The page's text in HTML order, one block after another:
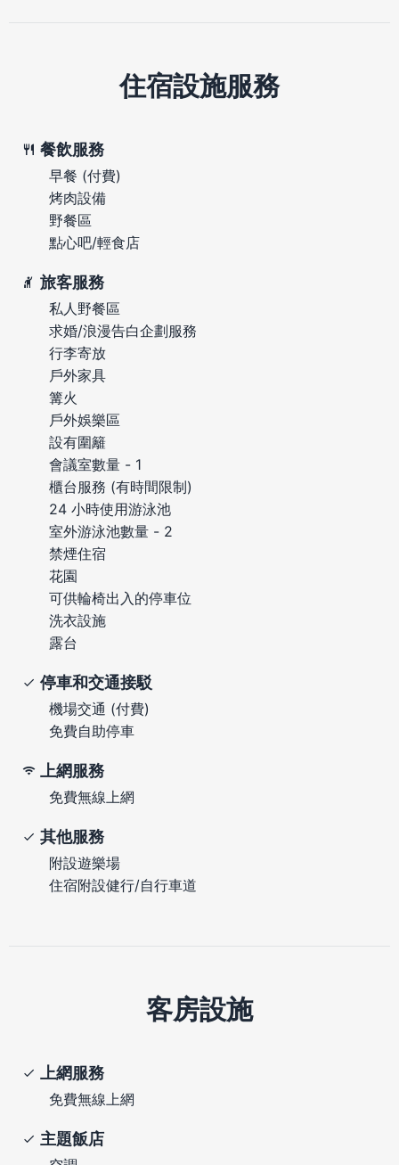
住宿設施服務
餐飲服務
早餐 (付費)
烤肉設備
野餐區
點心吧/輕食店
旅客服務
私人野餐區
求婚/浪漫告白企劃服務
行李寄放
戶外家具
篝火
戶外娛樂區
設有圍籬
會議室數量 - 1
櫃台服務 (有時間限制)
24 小時使用游泳池
室外游泳池數量 - 2
禁煙住宿
花園
可供輪椅出入的停車位
洗衣設施
露台
停車和交通接駁
機場交通 (付費)
免費自助停車
上網服務
免費無線上網
其他服務
附設遊樂場
住宿附設健行/自行車道
客房設施
上網服務
免費無線上網
主題飯店